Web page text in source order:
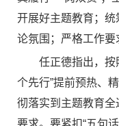
开展好主题教育；
论氛围；严格工作
任正德指出，按
个先行”提前预热、
彻落实到主题教育
要求。要紧扣“五句